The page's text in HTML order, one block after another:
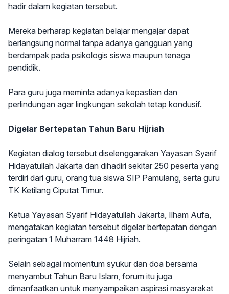
hadir dalam kegiatan tersebut.
Mereka berharap kegiatan belajar mengajar dapat
berlangsung normal tanpa adanya gangguan yang
berdampak pada psikologis siswa maupun tenaga
pendidik.
Para guru juga meminta adanya kepastian dan
perlindungan agar lingkungan sekolah tetap kondusif.
Digelar Bertepatan Tahun Baru Hijriah
Kegiatan dialog tersebut diselenggarakan Yayasan Syarif
Hidayatullah Jakarta dan dihadiri sekitar 250 peserta yang
terdiri dari guru, orang tua siswa SIP Pamulang, serta guru
TK Ketilang Ciputat Timur.
Ketua Yayasan Syarif Hidayatullah Jakarta, Ilham Aufa,
mengatakan kegiatan tersebut digelar bertepatan dengan
peringatan 1 Muharram 1448 Hijriah.
Selain sebagai momentum syukur dan doa bersama
menyambut Tahun Baru Islam, forum itu juga
dimanfaatkan untuk menyampaikan aspirasi masyarakat